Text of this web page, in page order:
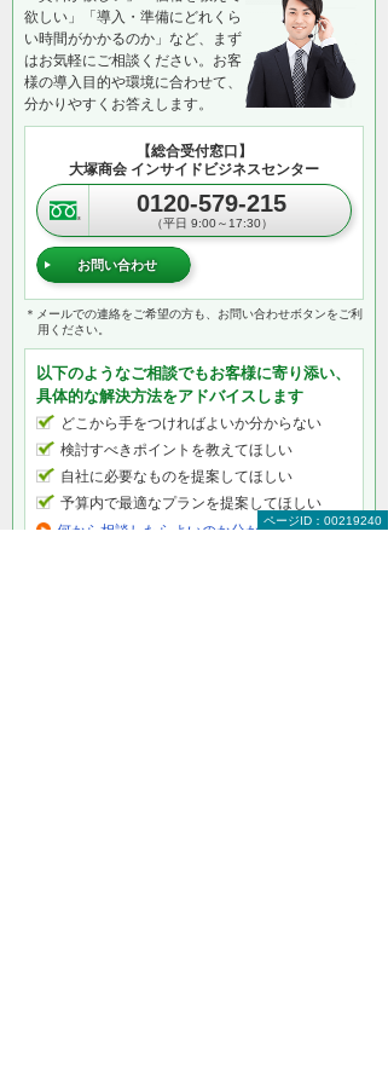
欲しい」「導入・準備にどれくら
い時間がかかるのか」など、まず
はお気軽にご相談ください。お客
様の導入目的や環境に合わせて、
分かりやすくお答えします。
【総合受付窓口】
大塚商会 インサイドビジネスセンター
0120-579-215
（平日 9:00～17:30）
お問い合わせ
＊メールでの連絡をご希望の方も、お問い合わせボタンをご利
用ください。
以下のようなご相談でもお客様に寄り添い、
具体的な解決方法をアドバイスします
どこから手をつければよいか分からない
検討すべきポイントを教えてほしい
自社に必要なものを提案してほしい
予算内で最適なプランを提案してほしい
何から相談したらよいのか分からない方はこ
ページID：00219240